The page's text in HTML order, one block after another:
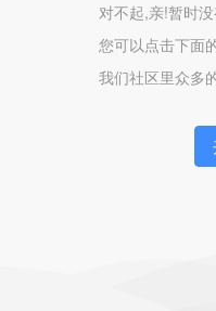
对不起,亲!暂时
您可以点击下面
我们社区里众多